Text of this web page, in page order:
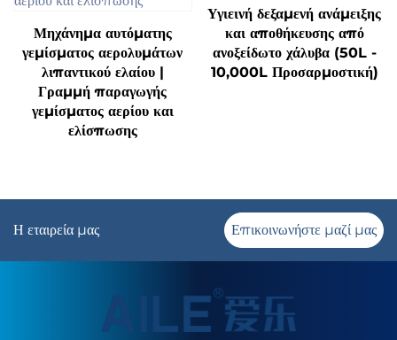
Μηχάνημα αυτόματης
γεμίσματος αερολυμάτων
λιπαντικού ελαίου |
Γραμμή παραγωγής
γεμίσματος αερίου και
ελίσπωσης
Υγιεινή δεξαμενή ανάμειξης
και αποθήκευσης από
ανοξείδωτο χάλυβα (50L -
10,000L Προσαρμοστική)
Η εταιρεία μας Επικοινωνήστε μαζί μας